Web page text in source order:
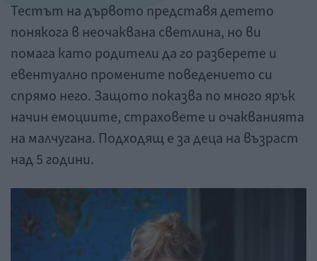
Тестът на дървото представя детето
понякога в неочаквана светлина, но ви
помага като родители да го разберете и
евентуално промените поведението си
спрямо него. Защото показва по много ярък
начин емоциите, страховете и очакванията
на малчугана. Подходящ е за деца на възраст
над 5 години.